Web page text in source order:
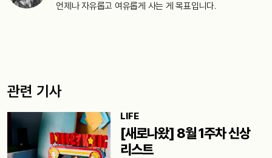
언제나 자유롭고 여유롭게 사는 게 목표입니다.
관련 기사
LIFE
[새로나왔] 8월 1주차 신상
리스트